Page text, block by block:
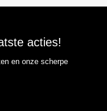
acties!
en onze scherpe